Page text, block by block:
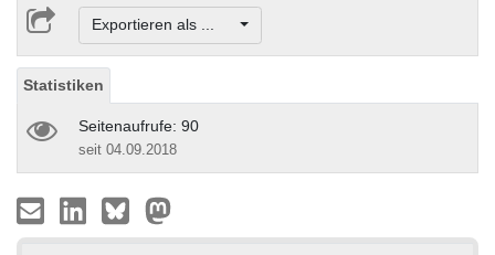
Exportieren als ...
Statistiken
Seitenaufrufe: 90
seit 04.09.2018